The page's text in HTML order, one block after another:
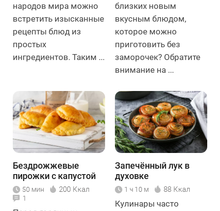
народов мира можно
встретить изысканные
рецепты блюд из
простых
ингредиентов. Таким ...
близких новым
вкусным блюдом,
которое можно
приготовить без
заморочек? Обратите
внимание на ...
Бездрожжевые
пирожки с капустой
50 мин 200 Ккал
1
Запечённый лук в
духовке
1 ч 10 м 88 Ккал
Кулинары часто